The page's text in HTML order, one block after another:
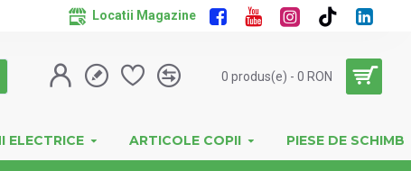
Locatii Magazine
0 produs(e) - 0 RON
ELECTRICE ARTICOLE COPII PIESE DE SCHIMB